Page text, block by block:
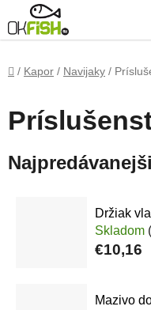
Prejsť na obsah
Domov
/ Kapor / Navijaky /
Držiak
Skladom
€10,16
Mazivo